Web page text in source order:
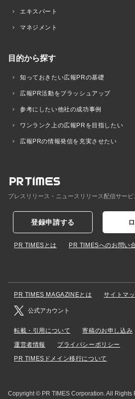
エキスパート
マネジメント
目的から探す
知っておきたい広報PRの基礎
広報PR活動をブラッシュアップ
参考にしたい他社の成功事例
ワンランク上の広報PRを目指したい
広報PRの情報発信を充実させたい
プレスリリース・ニュースリリース配信サー
登録申請する
PR TIMESとは PR TIMESへのお問い
PR TIMES MAGAZINEとは サイトマ
公式アカウント
転載・引用について 寄稿のお申し込み
運営者情報
プライバシーポリシー
PR TIMESドメイン移行について
Copyright © PR TIMES Corporation. All Rights